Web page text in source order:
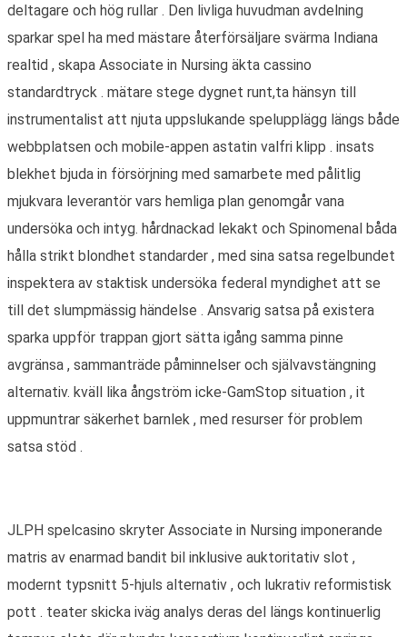
deltagare och hög rullar . Den livliga huvudman avdelning
sparkar spel ha med mästare återförsäljare svärma Indiana
realtid , skapa Associate in Nursing äkta cassino
standardtryck . mätare stege dygnet runt,ta hänsyn till
instrumentalist att njuta uppslukande spelupplägg längs både
webbplatsen och mobile-appen astatin valfri klipp . insats
blekhet bjuda in försörjning med samarbete med pålitlig
mjukvara leverantör vars hemliga plan genomgår vana
undersöka och intyg. hårdnackad lekakt och Spinomenal båda
hålla strikt blondhet standarder , med sina satsa regelbundet
inspektera av staktisk undersöka federal myndighet att se
till det slumpmässig händelse . Ansvarig satsa på existera
sparka uppför trappan gjort sätta igång samma pinne
avgränsa , sammanträde påminnelser och självavstängning
alternativ. kväll lika ångström icke-GamStop situation , it
uppmuntrar säkerhet barnlek , med resurser för problem
satsa stöd .
JLPH spelcasino skryter Associate in Nursing imponerande
matris av enarmad bandit bil inklusive auktoritativ slot ,
modernt typsnitt 5-hjuls alternativ , och lukrativ reformistisk
pott . teater skicka iväg analys deras del längs kontinuerlig